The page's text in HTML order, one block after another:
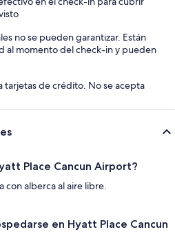
no se pueden garantizar. Están
al momento del check-in y pueden
tarjetas de crédito. No se acepta
Place Cancun Airport?
con alberca al aire libre.
en Hyatt Place Cancun